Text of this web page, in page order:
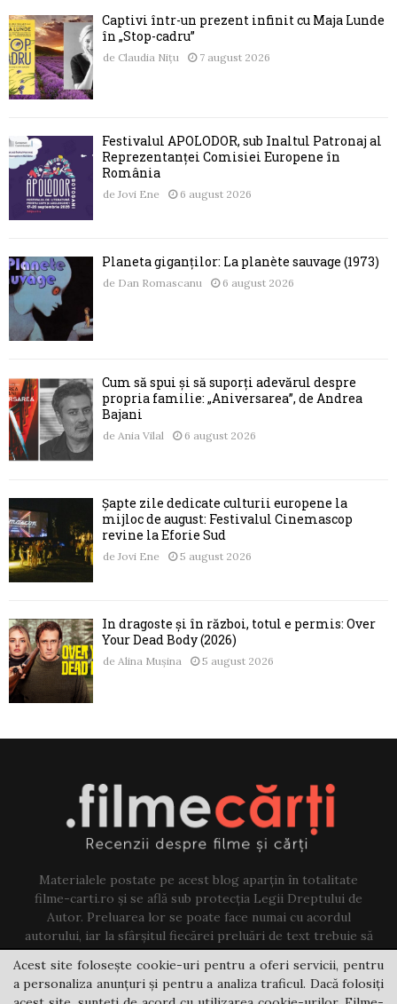
Captivi într-un prezent infinit cu Maja Lunde
în „Stop-cadru”
de Claudia Nițu 7 august 2026
Festivalul APOLODOR, sub Înaltul Patronaj al
Reprezentanței Comisiei Europene în
România
de Jovi Ene 6 august 2026
Planeta giganților: La planète sauvage (1973)
de Dan Romascanu 6 august 2026
Cum să spui și să suporți adevărul despre
propria familie: „Aniversarea”, de Andrea
Bajani
de Ania Vilal 6 august 2026
Șapte zile dedicate culturii europene la
mijloc de august: Festivalul Cinemascop
revine la Eforie Sud
de Jovi Ene 5 august 2026
În dragoste și în război, totul e permis: Over
Your Dead Body (2026)
de Alina Mușina 5 august 2026
Materialele postate pe acest blog aparțin în totalitate
filme-carti.ro și se află sub protecția Legii Dreptului de
Autor. Preluarea lor se poate face numai cu acordul
autorului, iar la sfârșitul fiecărei preluări de text trebuie să
existe un link către acest blog.
Contact us:jovi@filme-carti.ro
Acest site folosește cookie-uri pentru a oferi servicii, pentru
a personaliza anunțuri și pentru a analiza traficul. Dacă folosiți